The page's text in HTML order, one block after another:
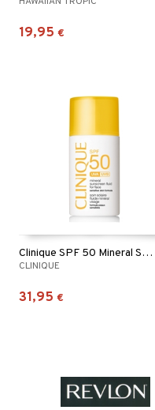
19,95 €
Clinique SPF 50 Mineral Sunscreen For Face
CLINIQUE
31,95 €